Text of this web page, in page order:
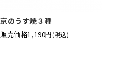
京のうす焼３種
販売価格1,190円(税込)